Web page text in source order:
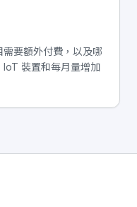
要額外付費，以及哪
裝置和每月量增加